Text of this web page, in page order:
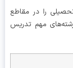
را در مقاطع
مهم تدریس